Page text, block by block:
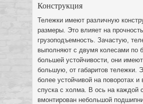
Конструкция
Тележки имеют различную
размеры. Это влияет на
грузоподъемность. Зачастую,
выполняют с двумя колесами по
большей устойчивости, они
большую, от габаритов тележки.
более устойчивой на поворотах и
спуска с холма. В ось на каждой
вмонтирован небольшой